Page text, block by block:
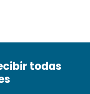
todas